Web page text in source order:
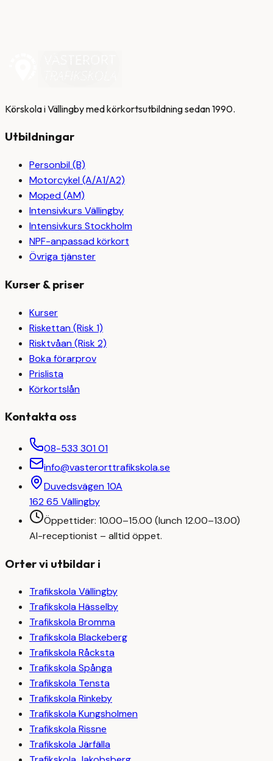
Körskola i Vällingby med körkortsutbildning sedan 1990.
Utbildningar
Personbil (B)
Motorcykel (A/A1/A2)
Moped (AM)
Intensivkurs Vällingby
Intensivkurs Stockholm
NPF-anpassad körkort
Övriga tjänster
Kurser & priser
Kurser
Riskettan (Risk 1)
Risktvåan (Risk 2)
Boka förarprov
Prislista
Körkortslån
Kontakta oss
08-533 301 01
info@vasterorttrafikskola.se
Duvedsvägen 10A
162 65 Vällingby
Öppettider: 10.00–15.00 (lunch 12.00–13.00)
AI-receptionist – alltid öppet.
Orter vi utbildar i
TrafikskolaVällingby
TrafikskolaHässelby
TrafikskolaBromma
TrafikskolaBlackeberg
TrafikskolaRåcksta
TrafikskolaSpånga
Trafikskola Tensta
TrafikskolaRinkeby
TrafikskolaKungsholmen
TrafikskolaRissne
TrafikskolaJärfälla